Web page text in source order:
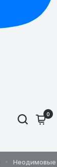
0